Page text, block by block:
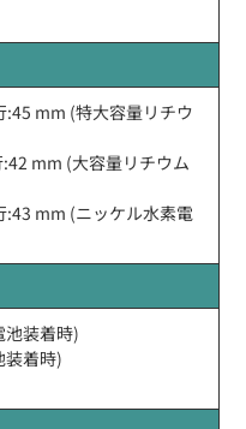
mm (特大容量リチウ
mm (大容量リチウム
mm (ニッケル水素電
装着時)
装着時)